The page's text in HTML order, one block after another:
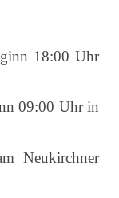
18:00 Uhr
09:00 Uhr in
Neukirchner